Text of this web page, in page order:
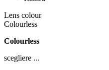
Lens colour
Colourless
Colourless
scegliere ...